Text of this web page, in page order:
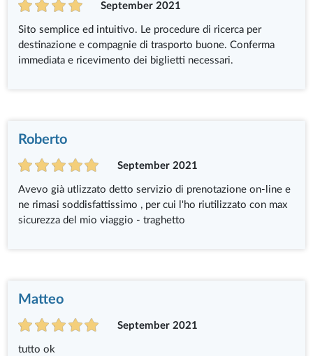
September 2021
Sito semplice ed intuitivo. Le procedure di ricerca per
destinazione e compagnie di trasporto buone. Conferma
immediata e ricevimento dei biglietti necessari.
Roberto
September 2021
Avevo già utlizzato detto servizio di prenotazione on-line e
ne rimasi soddisfattissimo , per cui l'ho riutilizzato con max
sicurezza del mio viaggio - traghetto
Matteo
September 2021
tutto ok